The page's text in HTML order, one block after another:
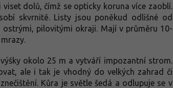
dolů, čímž se opticky koruna více zaoblí.
skvrnitě. Listy jsou poněkud odlišné od
pilovitými okraji. Mají v průměru 10-
okolo 25 m a vytváří impozantní strom.
ale i tak je vhodný do velkých zahrad či
Kůra je světle šedá a odlupuje se v